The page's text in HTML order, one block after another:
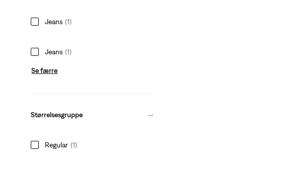
Jeans (1)
Jeans (1)
Se færre
Størrelsesgruppe
Regular (1)